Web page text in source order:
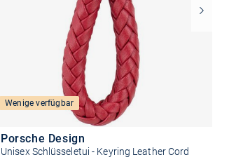
Wenige verfügbar
Porsche Design
Unisex Schlüsseletui - Keyring Leather Cord